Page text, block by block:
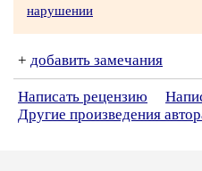
нарушении
+ добавить замечания
Написать рецензию
Другие произведения